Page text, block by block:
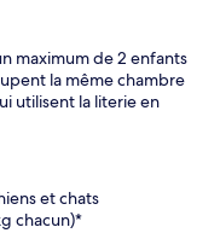
maximum de 2 enfants
la même chambre
utilisent la literie en
et chats
chacun)*